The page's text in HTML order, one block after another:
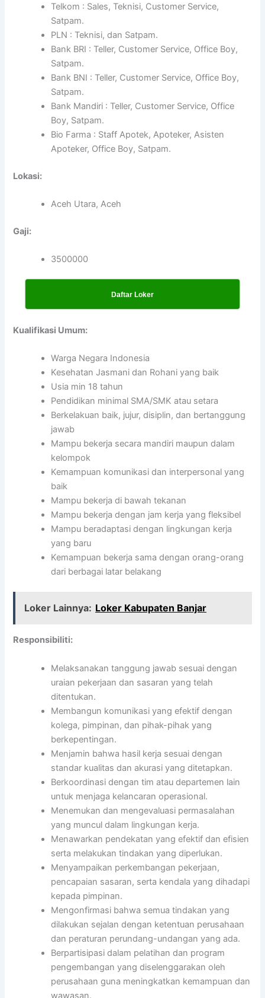
Telkom : Sales, Teknisi, Customer Service,
Satpam.
PLN : Teknisi, dan Satpam.
Bank BRI : Teller, Customer Service, Office Boy,
Satpam.
Bank BNI : Teller, Customer Service, Office Boy,
Satpam.
Bank Mandiri : Teller, Customer Service, Office
Boy, Satpam.
Bio Farma : Staff Apotek, Apoteker, Asisten
Apoteker, Office Boy, Satpam.
Lokasi:
Aceh Utara, Aceh
Gaji:
3500000
Daftar Loker
Kualifikasi Umum:
Warga Negara Indonesia
Kesehatan Jasmani dan Rohani yang baik
Usia min 18 tahun
Pendidikan minimal SMA/SMK atau setara
Berkelakuan baik, jujur, disiplin, dan bertanggung
jawab
Mampu bekerja secara mandiri maupun dalam
kelompok
Kemampuan komunikasi dan interpersonal yang
baik
Mampu bekerja di bawah tekanan
Mampu bekerja dengan jam kerja yang fleksibel
Mampu beradaptasi dengan lingkungan kerja
yang baru
Kemampuan bekerja sama dengan orang-orang
dari berbagai latar belakang
Loker Lainnya: Loker Kabupaten Banjar
Responsibiliti:
Melaksanakan tanggung jawab sesuai dengan
uraian pekerjaan dan sasaran yang telah
ditentukan.
Membangun komunikasi yang efektif dengan
kolega, pimpinan, dan pihak-pihak yang
berkepentingan.
Menjamin bahwa hasil kerja sesuai dengan
standar kualitas dan akurasi yang ditetapkan.
Berkoordinasi dengan tim atau departemen lain
untuk menjaga kelancaran operasional.
Menemukan dan mengevaluasi permasalahan
yang muncul dalam lingkungan kerja.
Menawarkan pendekatan yang efektif dan efisien
serta melakukan tindakan yang diperlukan.
Menyampaikan perkembangan pekerjaan,
pencapaian sasaran, serta kendala yang dihadapi
kepada pimpinan.
Mengonfirmasi bahwa semua tindakan yang
dilakukan sejalan dengan ketentuan perusahaan
dan peraturan perundang-undangan yang ada.
Berpartisipasi dalam pelatihan dan program
pengembangan yang diselenggarakan oleh
perusahaan guna meningkatkan kemampuan dan
wawasan.